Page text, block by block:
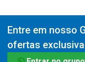
Entre em nosso
ofertas